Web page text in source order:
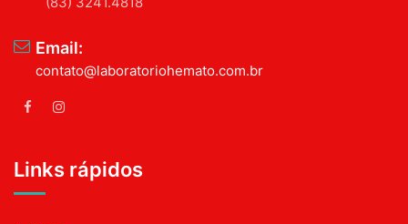
Email:
contato@laboratoriohemato.com.br
Links rápidos